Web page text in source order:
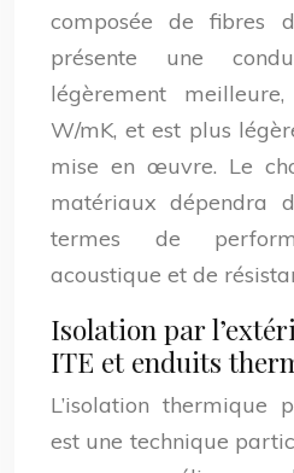
composée de fibres
présente une
légèrement
W/mK, et est plus
mise en œuvre. Le
matériaux dépendra
termes de
acoustique et de
Isolation par
ITE et enduits
L’isolation thermique
est une technique